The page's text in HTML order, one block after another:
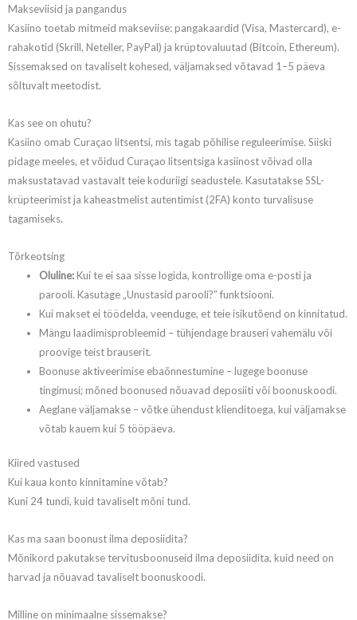
Makseviisid ja pangandus
Kasiino toetab mitmeid makseviise: pangakaardid (Visa, Mastercard), e-
rahakotid (Skrill, Neteller, PayPal) ja krüptovaluutad (Bitcoin, Ethereum).
Sissemaksed on tavaliselt kohesed, väljamaksed võtavad 1–5 päeva
sõltuvalt meetodist.
Kas see on ohutu?
Kasiino omab Curaçao litsentsi, mis tagab põhilise reguleerimise. Siiski
pidage meeles, et võidud Curaçao litsentsiga kasiinost võivad olla
maksustatavad vastavalt teie koduriigi seadustele. Kasutatakse SSL-
krüpteerimist ja kaheastmelist autentimist (2FA) konto turvalisuse
tagamiseks.
Tõrkeotsing
Oluline:Kui te ei saa sisse logida, kontrollige oma e-posti ja
parooli. Kasutage „Unustasid parooli?” funktsiooni.
Kui makset ei töödelda, veenduge, et teie isikutõend on kinnitatud.
Mängu laadimisprobleemid – tühjendage brauseri vahemälu või
proovige teist brauserit.
Boonuse aktiveerimise ebaõnnestumine – lugege boonuse
tingimusi; mõned boonused nõuavad deposiiti või boonuskoodi.
Aeglane väljamakse – võtke ühendust klienditoega, kui väljamakse
võtab kauem kui 5 tööpäeva.
Kiired vastused
Kui kaua konto kinnitamine võtab?
Kuni 24 tundi, kuid tavaliselt mõni tund.
Kas ma saan boonust ilma deposiidita?
Mõnikord pakutakse tervitusboonuseid ilma deposiidita, kuid need on
harvad ja nõuavad tavaliselt boonuskoodi.
Milline on minimaalne sissemakse?